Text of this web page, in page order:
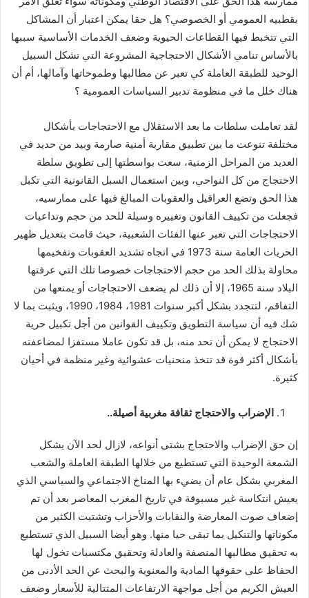
بقطبيه العمومي أو الخصوصي؟ هل حقا يمكن اعتبار أن المشاكل
التي تتخبط فيها القطاعات الحيوية وضعف الخدمات الأساسية سببها
بالأساس تنامي الأشكال الاحتجاجية المشروعة التي تشكل السبيل
الوحيد للطبقة العاملة كي تعبر عن مطالبها وطموحاتها وآمالها، أم أن
هناك خلل ما في منظومة تدبير السياسات العمومية ؟
لقد تعاملت سلطات ما بعد الاستقلال مع الاحتجاجات بأشكال
مختلفة تنوعت ما بين تطبيق مقاربة أمنية صارمة وبيد من حديد في
العديد من المراحل الزمنية، سعت بواسطتها إلى تطويق سلطة
الاحتجاج من كل النواحي، وبين استعمال السبل القانونية التي تكبل
هذا الحق وتضع العراقيل والعقوبات المبالغ فيها على ممارسيه،
فجعلت من تكييف القانون وتغييره وسيلة للحد من حجم وتداعيات
الاحتجاجات التي تعبر عنها الفئات الشعبية، حيث قامت بتعديل ظهير
الحريات العامة سنة 1973 في اتجاه تشديد العقوبات وتفخيمها
محاولة بذلك الحد من حجم الاحتجاجات خصوصا تلك التي عرفتها
البلاد سنة 1965، إلا أن ذلك لم يضعف الاحتجاجات أو يمنعها من
التفاقم، لتتجدد بشكل أكبر سنوات 1981، 1984، 1990، ويثبت بما لا
شك فيه أن سياسة التطويق وتكييف القوانين من أجل تكبيل حرية
الاحتجاج لا يمكن أن تحد منه، بل قد تكون عاملا مستفزا لمضاعفته
بأشكال أكثر قوة قد تتخذ منحنيات عشوائية وغير منظمة في أحيان
كثيرة.
الإضراب والاحتجاج ثقافة مغربية أصيلة..
إن حق الإضراب والاحتجاج بشتى أنواعه، لازال لحد الآن يشكل
الشمعة الوحيدة التي تستطيع من خلالها الطبقة العاملة والشعب
المغربي بشكل عام أن يضيء بها المناخ الاجتماعي والسياسي الذي
يعيش انتكاسة غير مسبوقة في تاريخ المغرب المعاصر بعد أن تم
إضعاف صوت المعارضة والنقابات والأحزاب وتشتيت الكثير من
مكوناتها والتنكيل بما تبقى حيا منها. وهو أيضا السبيل الذي تستطيع
به تحقيق مطالبها المنصفة والعادلة وتحقيق مكتسبات تخول لها
الحفاظ على حقوقها المادية والمعنوية والبحث عن الحد الأدنى من
العيش الكريم من أجل مواجهة الارتفاعات المتتالية للأسعار وضعف